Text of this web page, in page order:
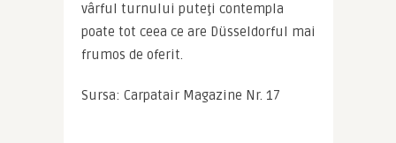
vârful turnului puteţi contempla
poate tot ceea ce are Düsseldorful mai
frumos de oferit.
Sursa: Carpatair Magazine Nr. 17